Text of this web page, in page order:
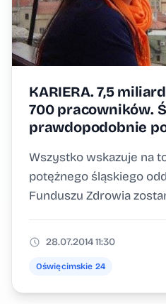
KARIERA. 7,5
700 pracowników.
prawdopodobnie
Wszystko wskazuje na
potężnego śląskiego
Funduszu Zdrowia
28.07.2014 11:30
Oświęcimskie 24